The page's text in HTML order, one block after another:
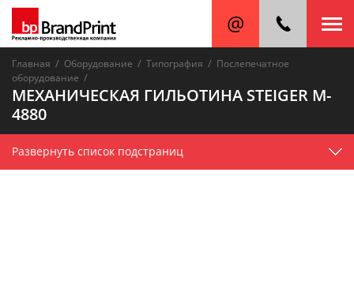
Главная / Оборудование / Типография / Послепечатное
оборудование /
МЕХАНИЧЕСКАЯ ГИЛЬОТИНА STEIGER M-
4880
Развернуть список подстраниц